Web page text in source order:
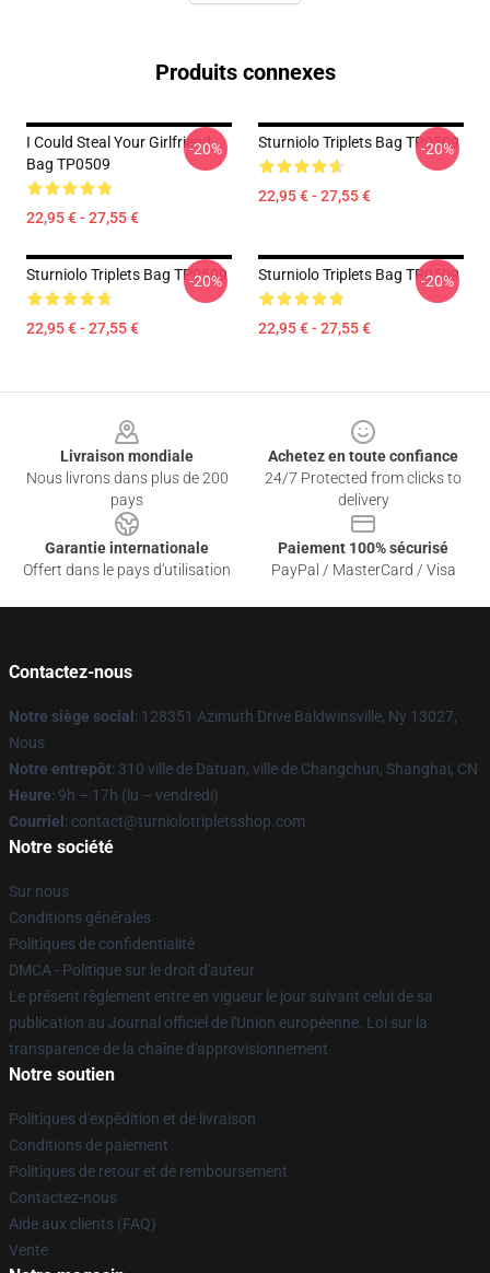
Produits connexes
I Could Steal Your Girlfriend
Bag TP0509
22,95 € - 27,55 €
-20% Sturniolo Triplets Bag TP0509
22,95 € - 27,55 €
-20%
Sturniolo Triplets Bag TP0509
22,95 € - 27,55 €
-20% Sturniolo Triplets Bag TP0509
22,95 € - 27,55 €
-20%
Livraison mondiale
Nous livrons dans plus de 200
pays
Achetez en toute confiance
24/7 Protected from clicks to
delivery
Garantie internationale
Offert dans le pays d'utilisation
Paiement 100% sécurisé
PayPal / MasterCard / Visa
Contactez-nous
Notre siège social : 128351 Azimuth Drive Baldwinsville, Ny 13027,
Nous
Notre entrepôt: 310 ville de Datuan, ville de Changchun, Shanghai, CN
Heure: 9h – 17h (lu – vendredi)
Courriel : contact@turniolotripletsshop.com
Notre société
Sur nous
Conditions générales
Politiques de confidentialité
DMCA - Politique sur le droit d'auteur
Le présent règlement entre en vigueur le jour suivant celui de sa
publication au Journal officiel de l'Union européenne. Loi sur la
transparence de la chaîne d'approvisionnement
Notre soutien
Politiques d'expédition et de livraison
Conditions de paiement
Politiques de retour et de remboursement
Contactez-nous
Aide aux clients (FAQ)
Vente